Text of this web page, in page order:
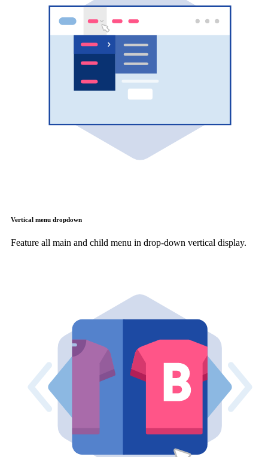
Vertical menu dropdown
Feature all main and child menu in drop-down vertical display.